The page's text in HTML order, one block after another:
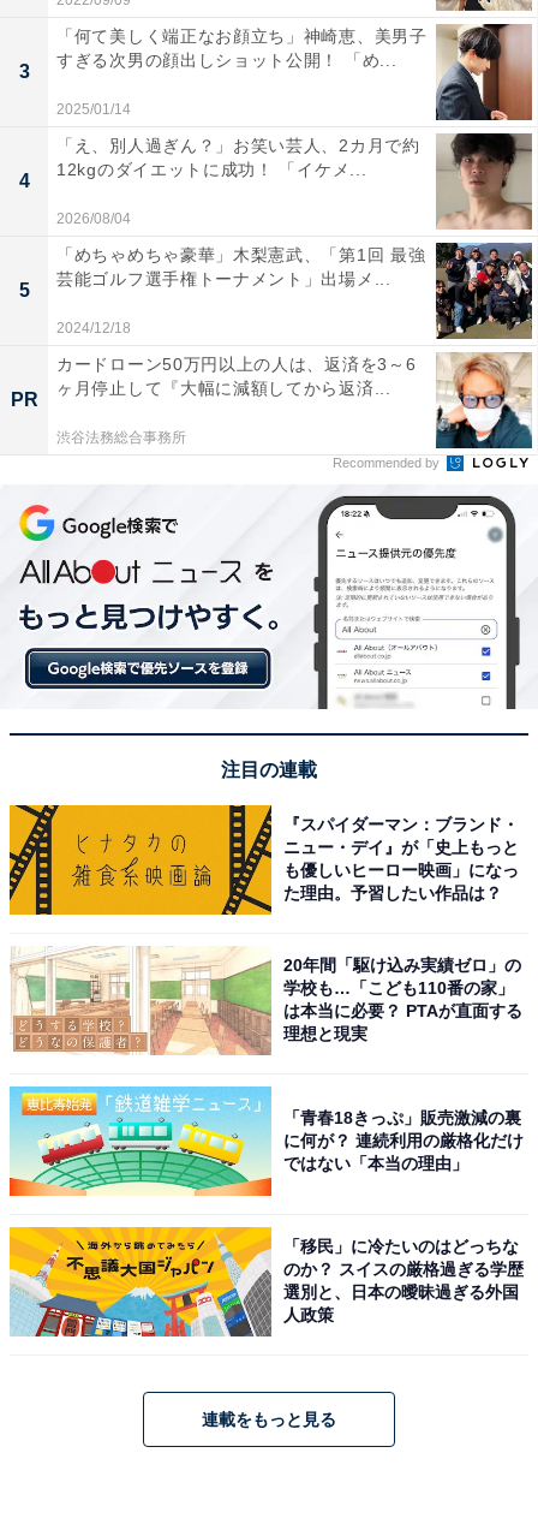
3
「何て美しく端正なお顔立ち」神崎恵、美男子
すぎる次男の顔出しショット公開！ 「め...
2025/01/14
4
「え、別人過ぎん？」お笑い芸人、2カ月で約
12kgのダイエットに成功！ 「イケメ...
2026/08/04
5
「めちゃめちゃ豪華」木梨憲武、「第1回 最強
芸能ゴルフ選手権トーナメント」出場メ...
2024/12/18
PR
カードローン50万円以上の人は、返済を3～6
ヶ月停止して『大幅に減額してから返済...
渋谷法務総合事務所
Recommended by
注目の連載
『スパイダーマン：ブランド・
ニュー・デイ』が「史上もっと
も優しいヒーロー映画」になっ
た理由。予習したい作品は？
20年間「駆け込み実績ゼロ」の
学校も…「こども110番の家」
は本当に必要？ PTAが直面する
理想と現実
「青春18きっぷ」販売激減の裏
に何が？ 連続利用の厳格化だけ
ではない「本当の理由」
「移民」に冷たいのはどっちな
のか？ スイスの厳格過ぎる学歴
選別と、日本の曖昧過ぎる外国
人政策
連載をもっと見る